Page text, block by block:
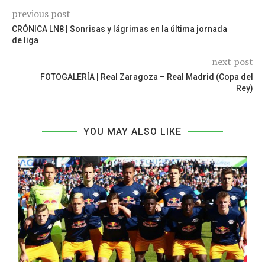
previous post
CRÓNICA LN8 | Sonrisas y lágrimas en la última jornada
de liga
next post
FOTOGALERÍA | Real Zaragoza – Real Madrid (Copa del
Rey)
YOU MAY ALSO LIKE